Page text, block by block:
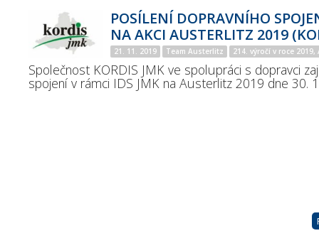
POSÍLENÍ DOPRAVNÍHO
NA AKCI AUSTERLITZ 2019
21. 11. 2019 Team Austerlitz 214. výročí v roce
Společnost KORDIS JMK ve spolupráci s dopravci
spojení v rámci IDS JMK na Austerlitz 2019 dne 30.